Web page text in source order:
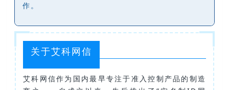
作。
关于艾科网信
艾科网信作为国内最早专注于准入控制产品的制造